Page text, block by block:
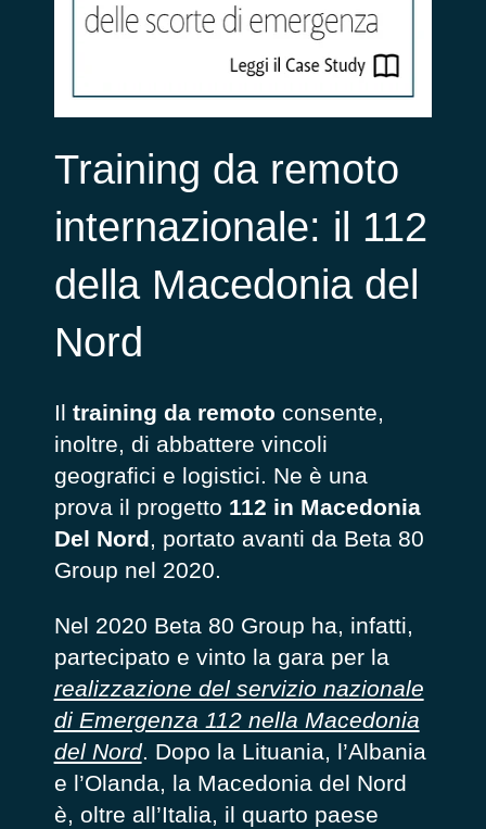
Training da remoto
internazionale: il 112
della Macedonia del
Nord
Il training da remoto consente,
inoltre, di abbattere vincoli
geografici e logistici. Ne è una
prova il progetto 112 in Macedonia
Del Nord, portato avanti da Beta 80
Group nel 2020.
Nel 2020 Beta 80 Group ha, infatti,
partecipato e vinto la gara per la
realizzazione del servizio nazionale
di Emergenza 112 nella Macedonia
del Nord. Dopo la Lituania, l’Albania
e l’Olanda, la Macedonia del Nord
è, oltre all’Italia, il quarto paese